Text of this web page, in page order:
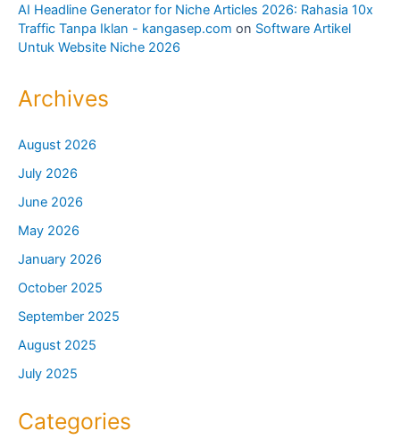
AI Headline Generator for Niche Articles 2026: Rahasia 10x
Traffic Tanpa Iklan - kangasep.com on Software Artikel
Untuk Website Niche 2026
Archives
August 2026
July 2026
June 2026
May 2026
January 2026
October 2025
September 2025
August 2025
July 2025
Categories